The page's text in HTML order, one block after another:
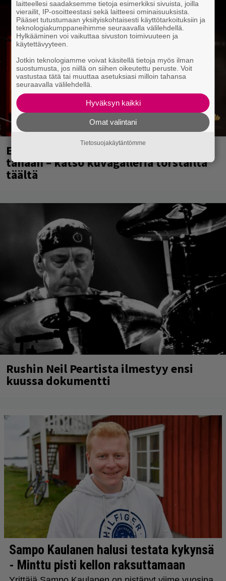
Eppu Normaalin viimeinen keikka
tänään – katso kuvagalleria torstailta
täältä
Rushin Neil Peartista ilmestyy ensi
kuussa dokumentti
laitteellesi saadaksemme tietoja esimerkiksi sivuista, joilla
vierailit, IP-osoitteestasi sekä laitteesi ominaisuuksista.
Pääset tutustumaan yksityiskohtaisesti käyttötarkoituksiin ja
teknologiakumppaneihimme seuraavalla välilehdellä.
Hylkääminen voi vaikuttaa sivuston toimivuuteen ja
käytettävyyteen.
Jotkin teknologiamme voivat käsitellä tietoja myös ilman
suostumusta, jos niillä on siihen oikeutettu peruste. Voit
vastustaa tätä tai muuttaa asetuksiasi milloin tahansa
seuraavalla välilehdellä.
Hyväksyn kaikki
Omat valintani
Tietosuojakäytäntömme